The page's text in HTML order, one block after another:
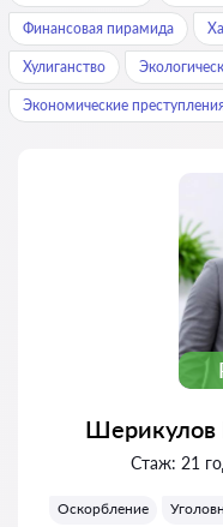
Финансовая пирамида
Хулиганство
Экономические
Шерикулов
Стаж: 21
Оскорбление